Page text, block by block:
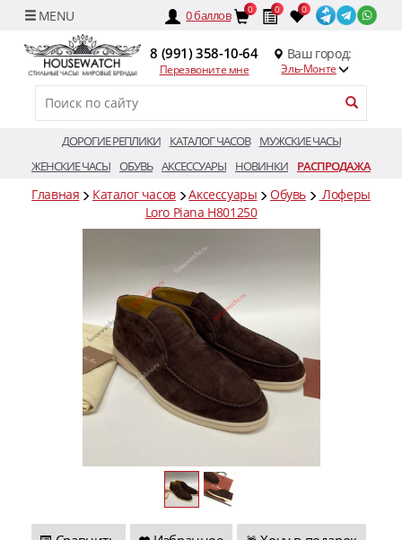
0баллов 0 0 0
8 (991) 358-10-64
Перезвоните мне
Ваш город:
Эль-Монте
ДОРОГИЕ РЕПЛИКИ КАТАЛОГ ЧАСОВ
МУЖСКИЕ ЧАСЫ
ЖЕНСКИЕ ЧАСЫ ОБУВЬ АКСЕССУАРЫ НОВИНКИ РАСПРОДАЖА
Главная Каталог часов Аксессуары Обувь
Лоферы
Loro Piana H801250